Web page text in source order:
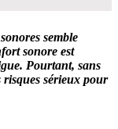
semble
sonore est
Pourtant, sans
risques sérieux pour